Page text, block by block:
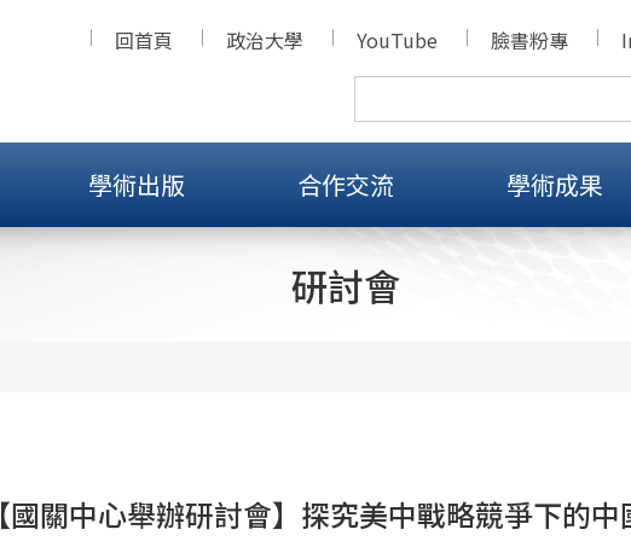
回首頁
政治大學 YouTube 臉書粉專
學術出版 合作交流 學術成果
研討會
【國關中心舉辦研討會】探究美中戰略競爭下的